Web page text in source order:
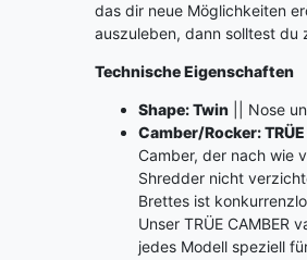
das dir neue Möglichkeiten
auszuleben, dann solltest du
Technische Eigenschaften
Shape: Twin || Nose
Camber/Rocker:
Camber, der nach wie
Shredder nicht
Brettes ist
Unser TRÜE CAMBER
jedes Modell speziell